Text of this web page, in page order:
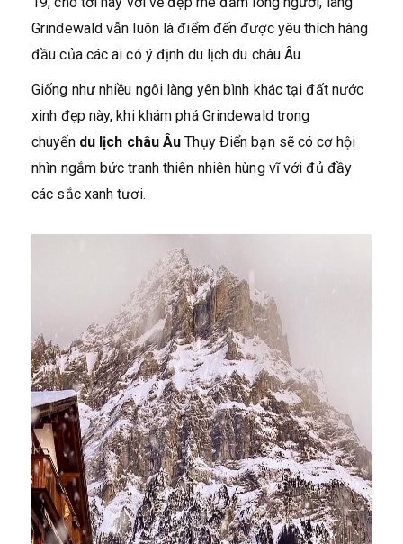
Grindewald vẫn luôn là điểm đến được yêu thích hàng
đầu của các ai có ý định du lịch du châu Âu.
Giống như nhiều ngôi làng yên bình khác tại đất nước
xinh đẹp này, khi khám phá Grindewald trong
chuyến du lịch châu ÂuThụy Điển bạn sẽ có cơ hội
nhìn ngắm bức tranh thiên nhiên hùng vĩ với đủ đầy
các sắc xanh tươi.